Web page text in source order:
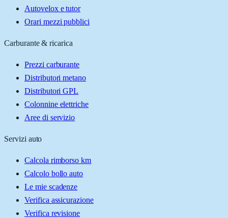
Autovelox e tutor
Orari mezzi pubblici
Carburante & ricarica
Prezzi carburante
Distributori metano
Distributori GPL
Colonnine elettriche
Aree di servizio
Servizi auto
Calcola rimborso km
Calcolo bollo auto
Le mie scadenze
Verifica assicurazione
Verifica revisione